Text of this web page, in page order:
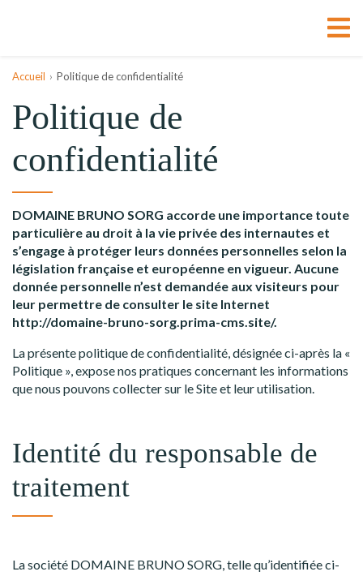
Accueil Politique de confidentialité
Politique de
confidentialité
DOMAINE BRUNO SORG accorde une importance toute
particulière au droit à la vie privée des internautes et
s’engage à protéger leurs données personnelles selon la
législation française et européenne en vigueur. Aucune
donnée personnelle n’est demandée aux visiteurs pour
leur permettre de consulter le site Internet
http://domaine-bruno-sorg.prima-cms.site/.
La présente politique de confidentialité, désignée ci-après la «
Politique », expose nos pratiques concernant les informations
que nous pouvons collecter sur le Site et leur utilisation.
Identité du responsable de
traitement
La société DOMAINE BRUNO SORG, telle qu’identifiée ci-